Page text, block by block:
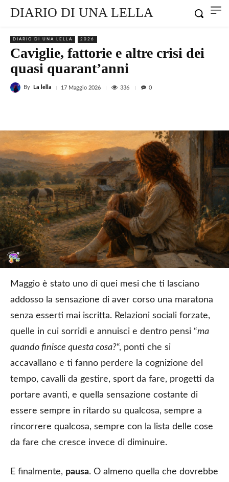
DIARIO DI UNA LELLA
DIARIO DI UNA LELLA 2026
Caviglie, fattorie e altre crisi dei
quasi quarant’anni
By La lella 17 Maggio 2026 336 0
Maggio è stato uno di quei mesi che ti lasciano
addosso la sensazione di aver corso una maratona
senza esserti mai iscritta. Relazioni sociali forzate,
quelle in cui sorridi e annuisci e dentro pensi “ma
quando finisce questa cosa?“, ponti che si
accavallano e ti fanno perdere la cognizione del
tempo, cavalli da gestire, sport da fare, progetti da
portare avanti, e quella sensazione costante di
essere sempre in ritardo su qualcosa, sempre a
rincorrere qualcosa, sempre con la lista delle cose
da fare che cresce invece di diminuire.
E finalmente, pausa. O almeno quella che dovrebbe